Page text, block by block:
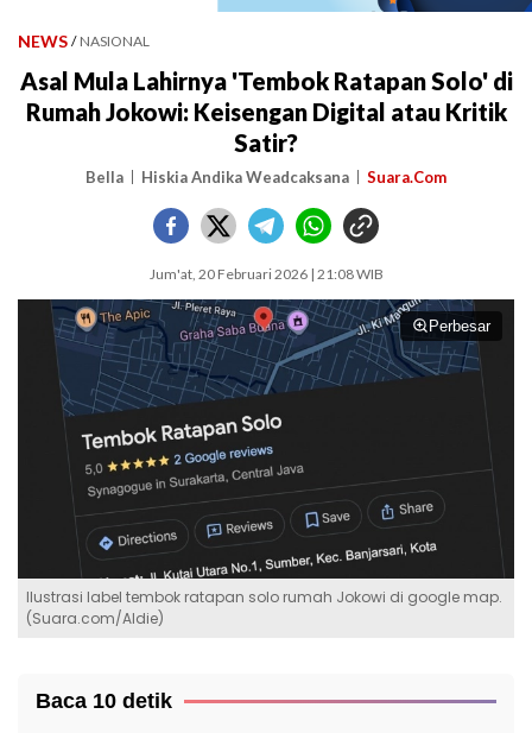
NEWS / NASIONAL
Asal Mula Lahirnya 'Tembok Ratapan Solo' di
Rumah Jokowi: Keisengan Digital atau Kritik
Satir?
Bella Hiskia Andika Weadcaksana Suara.Com
Jum'at, 20 Februari 2026 | 21:08 WIB
Perbesar
Ilustrasi label tembok ratapan solo rumah Jokowi di google map.
(Suara.com/Aldie)
Baca 10 detik